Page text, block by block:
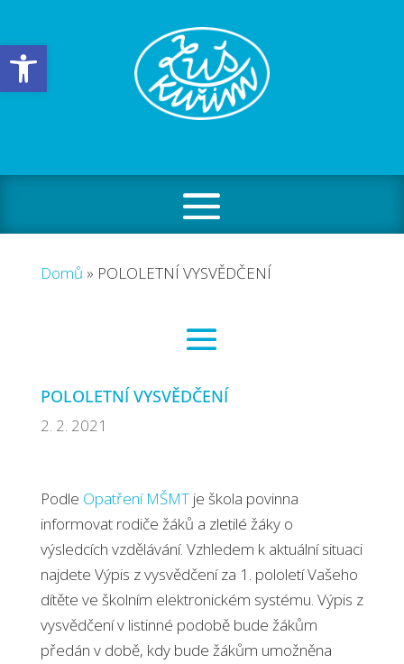
Open toolbar
Domů » POLOLETNÍ VYSVĚDČENÍ
POLOLETNÍ VYSVĚDČENÍ
2. 2. 2021
Podle Opatření MŠMTje škola povinna
informovat rodiče žáků a zletilé žáky o
výsledcích vzdělávání. Vzhledem k aktuální situaci
najdete Výpis z vysvědčení za 1. pololetí Vašeho
dítěte ve školním elektronickém systému. Výpis z
vysvědčení v listinné podobě bude žákům
předán v době, kdy bude žákům umožněna